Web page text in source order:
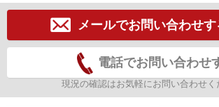
メールでお問い合わせ
電話でお問い合わせ
現況の確認はお気軽にお問い合わせく